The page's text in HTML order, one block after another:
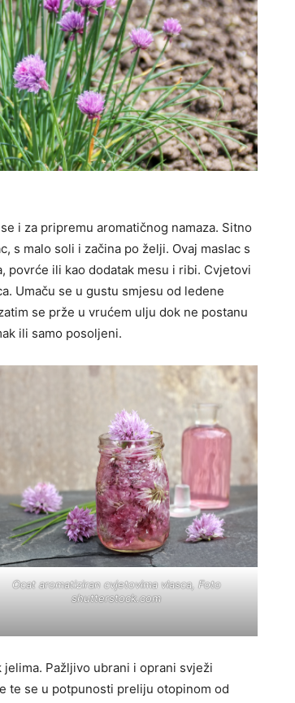
i za pripremu aromatičnog namaza. Sitno
s malo soli i začina po želji. Ovaj maslac s
povrće ili kao dodatak mesu i ribi. Cvjetovi
Umaču se u gustu smjesu od ledene
se prže u vrućem ulju dok ne postanu
ili samo posoljeni.
Ocat aromatiziran cvjetovima vlasca, Foto
shutterstock.com
Pažljivo ubrani i oprani svježi
te se u potpunosti preliju otopinom od